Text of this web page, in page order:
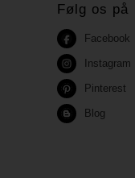
Følg os på
Facebook
Instagram
Pinterest
Blog